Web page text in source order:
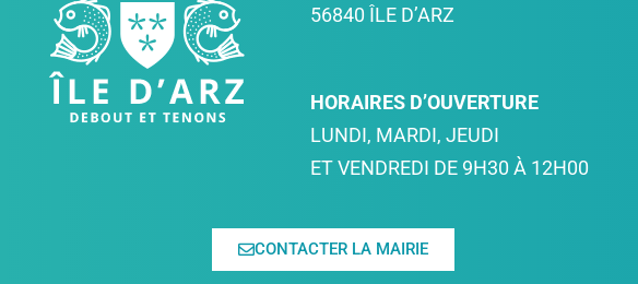
56840 ÎLE D’ARZ
HORAIRES D’OUVERTURE
LUNDI, MARDI, JEUDI
ET VENDREDI DE 9H30 À 12H00
CONTACTER LA MAIRIE